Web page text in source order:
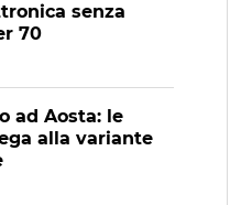
senza
70
ad Aosta: le
alla variante